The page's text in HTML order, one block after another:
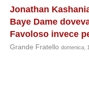
Jonathan
Baye Dame
Favoloso invece
Grande Fratello domenica,